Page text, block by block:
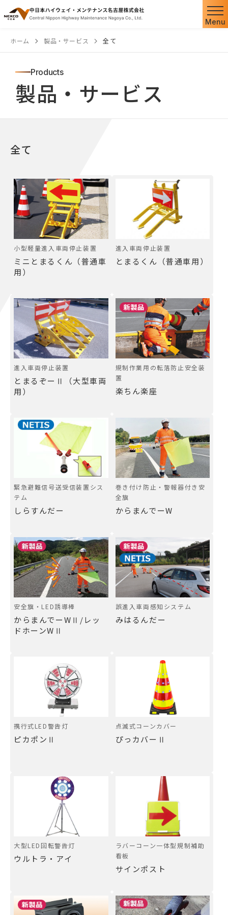
Menu
ホーム 製品・サービス 全て
Products
製品・サービス
全て
小型軽量進入車両停止装置
ミニとまるくん（普通車
用）
進入車両停止装置
とまるくん（普通車用）
進入車両停止装置
とまるぞーⅡ（大型車両
用）
規制作業用の転落防止安全装
置
楽ちん楽座
緊急避難信号送受信装置シス
テム
しらすんだー
巻き付け防止・警報器付き安
全旗
からまんでーW
安全旗・LED誘導棒
からまんでーWⅡ/レッ
ドホーンWⅡ
誤進入車両感知システム
みはるんだー
携行式LED警告灯
ピカポンⅡ
点滅式コーンカバー
ぴっカバーⅡ
大型LED回転警告灯
ウルトラ・アイ
ラバーコーン一体型規制補助
看板
サインポスト